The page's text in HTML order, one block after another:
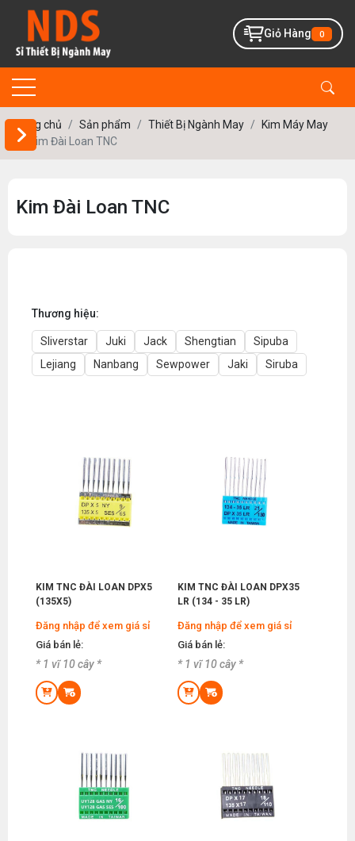
Giỏ Hàng 0
Trang chủ Sản phẩm Thiết Bị Ngành May
Kim Máy May
Kim Đài Loan TNC
Kim Đài Loan TNC
Thương hiệu:
Sliverstar Juki Jack Shengtian
Sipuba
Lejiang
Nanbang Sewpower Jaki Siruba
KIM TNC ĐÀI LOAN DPX5
(135X5)
Đăng nhập để xem giá sỉ
Giá bán lẻ:
* 1 vĩ 10 cây *
KIM TNC ĐÀI LOAN DPX35
LR (134 - 35 LR)
Đăng nhập để xem giá sỉ
Giá bán lẻ:
* 1 vĩ 10 cây *